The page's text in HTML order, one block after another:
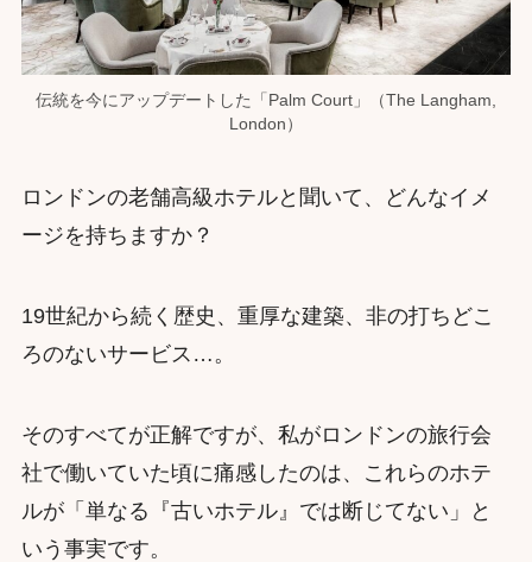
伝統を今にアップデートした「Palm Court」（The Langham,
London）
ロンドンの老舗高級ホテルと聞いて、どんなイメ
ージを持ちますか？
19世紀から続く歴史、重厚な建築、非の打ちどこ
ろのないサービス…。
そのすべてが正解ですが、私がロンドンの旅行会
社で働いていた頃に痛感したのは、これらのホテ
ルが「単なる『古いホテル』では断じてない」と
いう事実です。